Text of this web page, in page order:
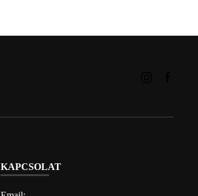
KAPCSOLAT